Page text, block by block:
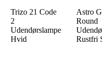
Trizo 21 Code
2
Udendørslampe
Hvid
Astro
Round
Rustfri